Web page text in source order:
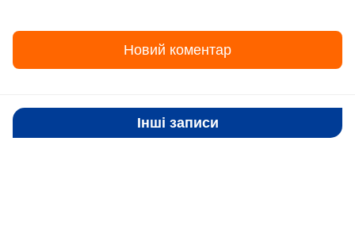
Новий коментар
Інші записи